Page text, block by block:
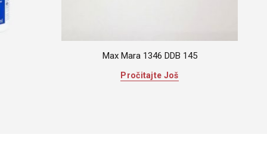
Max Mara 1346 DDB 145
Pročitajte Još